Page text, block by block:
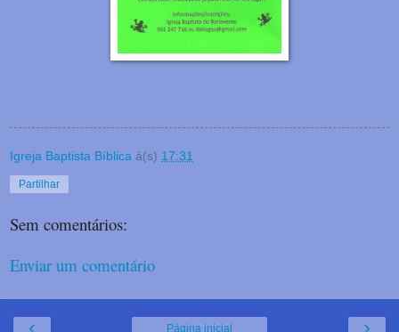
Igreja Baptista Bíblica à(s) 17:31
Partilhar
Sem comentários:
Enviar um comentário
‹ ›
Página inicial